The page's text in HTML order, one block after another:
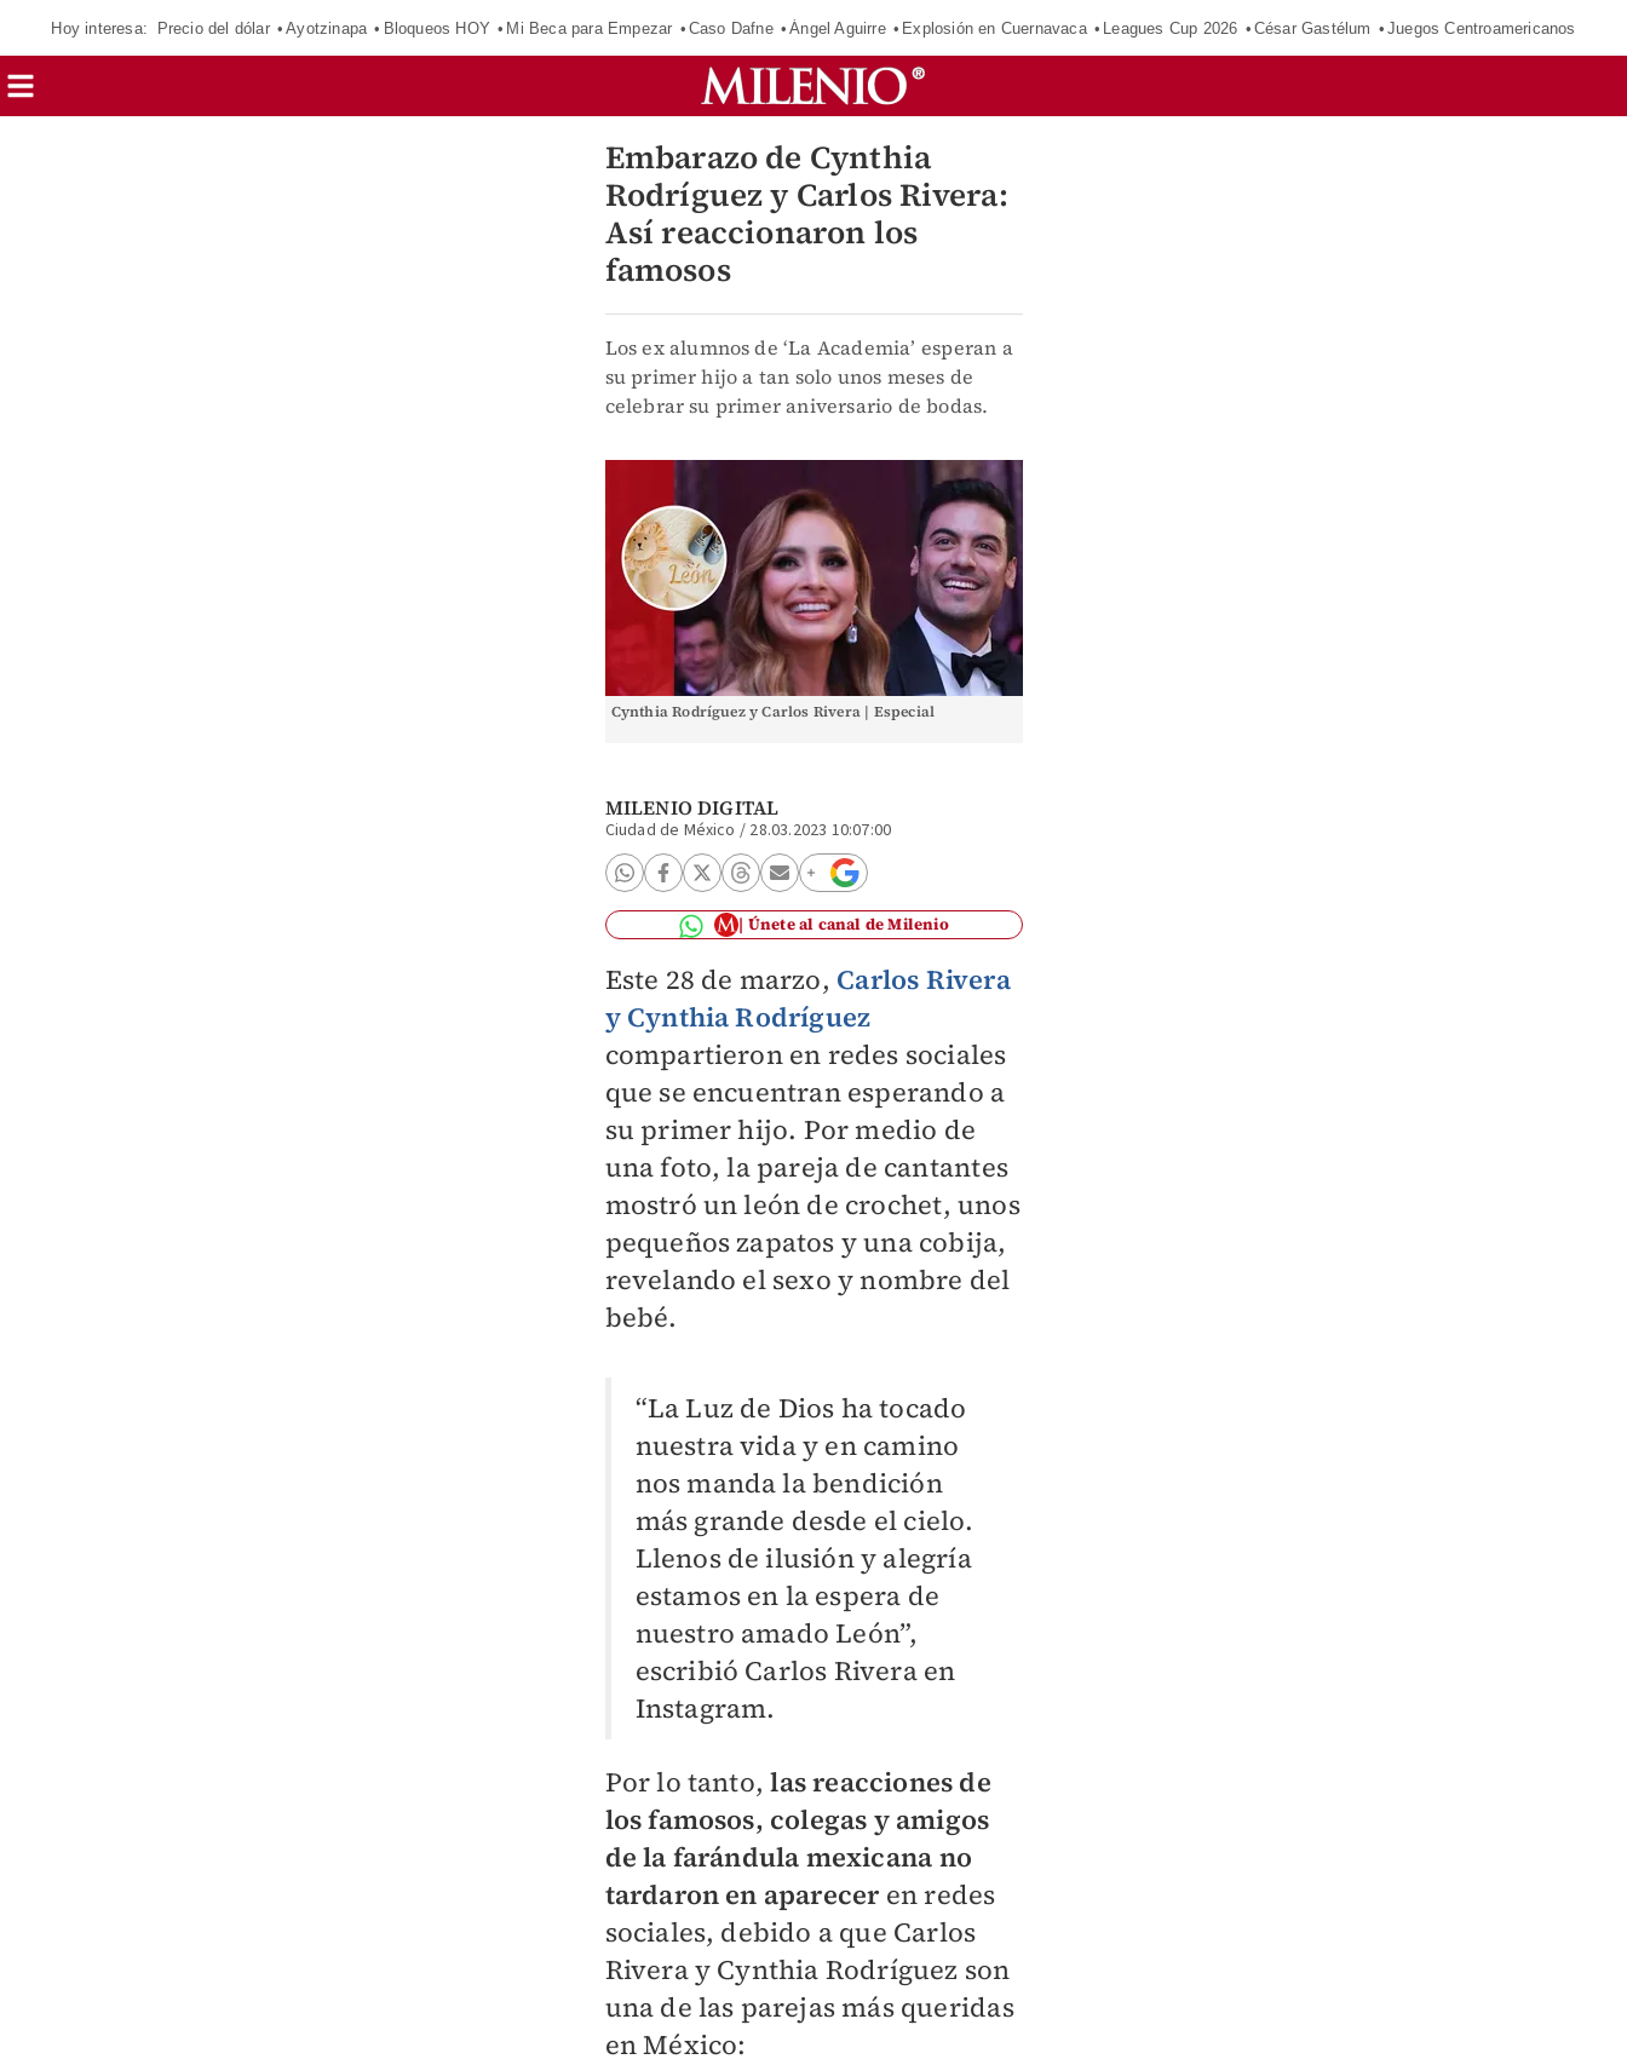
Hoy interesa: Precio del dólar Ayotzinapa Bloqueos HOY Mi Beca para Empezar Caso Dafne Ángel Aguirre Explosión en Cuernavaca Leagues Cup 2026 César Gastélum Juegos Centroamericanos
Embarazo de Cynthia
Rodríguez y Carlos Rivera:
Así reaccionaron los
famosos
Los ex alumnos de ‘La Academia’ esperan a
su primer hijo a tan solo unos meses de
celebrar su primer aniversario de bodas.
Cynthia Rodríguez y Carlos Rivera | Especial
MILENIO DIGITAL
Ciudad de México / 28.03.2023 10:07:00
Únete al canal de Milenio
Este 28 de marzo, Carlos Rivera
y Cynthia Rodríguez
compartieron en redes sociales
que se encuentran esperando a
su primer hijo. Por medio de
una foto, la pareja de cantantes
mostró un león de crochet, unos
pequeños zapatos y una cobija,
revelando el sexo y nombre del
bebé.
“La Luz de Dios ha tocado
nuestra vida y en camino
nos manda la bendición
más grande desde el cielo.
Llenos de ilusión y alegría
estamos en la espera de
nuestro amado León”,
escribió Carlos Rivera en
Instagram.
Por lo tanto,las reacciones de
los famosos, colegas y amigos
de la farándula mexicana no
tardaron en apareceren redes
sociales, debido a que Carlos
Rivera y Cynthia Rodríguez son
una de las parejas más queridas
en México: